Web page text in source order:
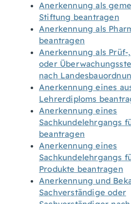
Anerkennung als
Stiftung beantragen
Anerkennung als
beantragen
Anerkennung als
oder
nach
Anerkennung eines
Lehrerdiploms
Anerkennung eines
Sachkundelehrgangs
beantragen
Anerkennung eines
Sachkundelehrgangs
Produkte beantragen
Anerkennung und
Sachverständige oder